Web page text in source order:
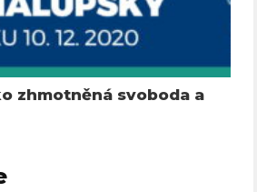
zhmotněná svoboda a